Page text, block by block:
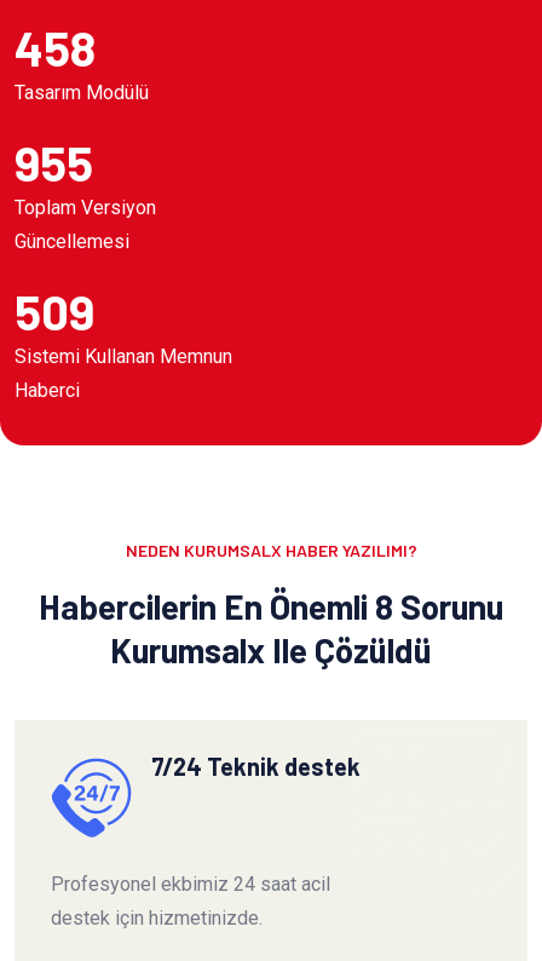
458
Tasarım Modülü
955
Toplam Versiyon
Güncellemesi
509
Sistemi Kullanan Memnun
Haberci
NEDEN KURUMSALX HABER YAZILIMI?
Habercilerin En Önemli 8 Sorunu
Kurumsalx Ile Çözüldü
7/24 Teknik destek
Profesyonel ekbimiz 24 saat acil
destek için hizmetinizde.